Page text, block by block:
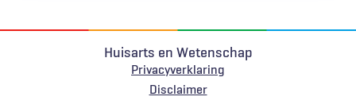
Huisarts en Wetenschap
Privacyverklaring
Voet
Disclaimer